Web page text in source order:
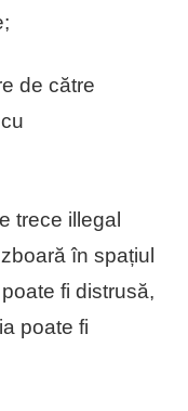
de către
trece illegal
în spațiul
fi distrusă,
poate fi